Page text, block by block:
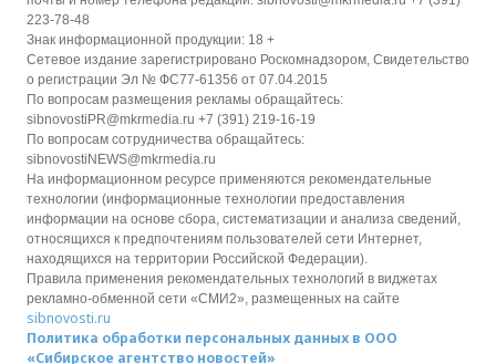
223-78-48
Знак информационной продукции: 18 +
Сетевое издание зарегистрировано Роскомнадзором, Свидетельство
о регистрации Эл № ФС77-61356 от 07.04.2015
По вопросам размещения рекламы обращайтесь:
sibnovostiPR@mkrmedia.ru +7 (391) 219-16-19
По вопросам сотрудничества обращайтесь:
sibnovostiNEWS@mkrmedia.ru
На информационном ресурсе применяются рекомендательные
технологии (информационные технологии предоставления
информации на основе сбора, систематизации и анализа сведений,
относящихся к предпочтениям пользователей сети Интернет,
находящихся на территории Российской Федерации).
Правила применения рекомендательных технологий в виджетах
рекламно-обменной сети «СМИ2», размещенных на сайте
sibnovosti.ru
Политика обработки персональных данных в ООО
«Сибирское агентство новостей»